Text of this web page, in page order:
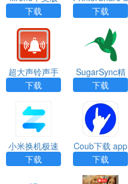
下载app
下载
pp
下载
超大声铃声手
机软件最新版
（Super loud t
op ringtone）
App
下载
SugarSync精
简版app
下载
小米换机极速
版（Mi Move
r）App
下载
Coub下载 app
下载